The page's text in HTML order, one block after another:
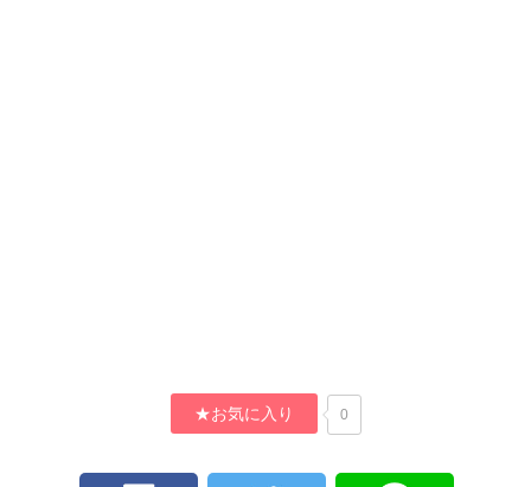
★お気に入り 0